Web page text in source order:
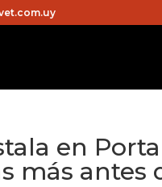
en
más antes